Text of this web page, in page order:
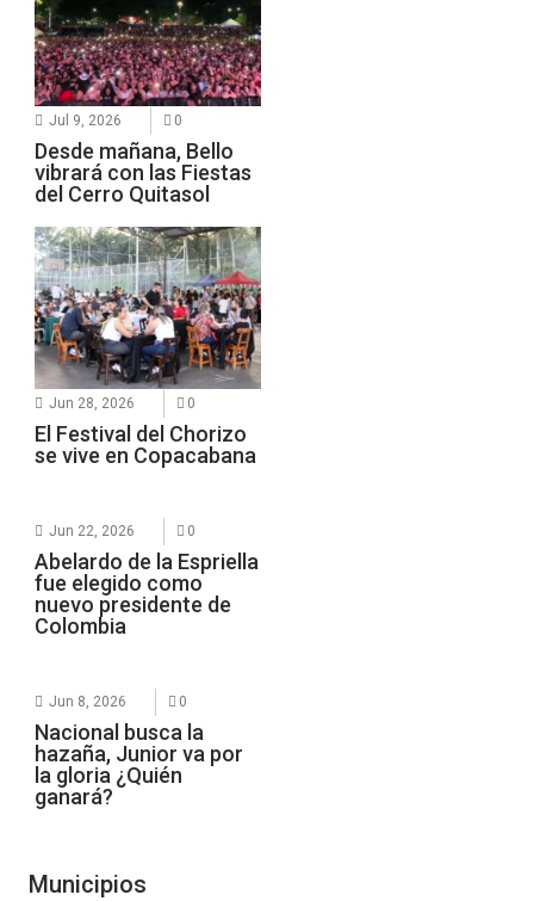
Jul 9, 2026 0
Desde mañana, Bello
vibrará con las Fiestas
del Cerro Quitasol
Jun 28, 2026 0
El Festival del Chorizo
se vive en Copacabana
Jun 22, 2026 0
Abelardo de la Espriella
fue elegido como
nuevo presidente de
Colombia
Jun 8, 2026 0
Nacional busca la
hazaña, Junior va por
la gloria ¿Quién
ganará?
Municipios